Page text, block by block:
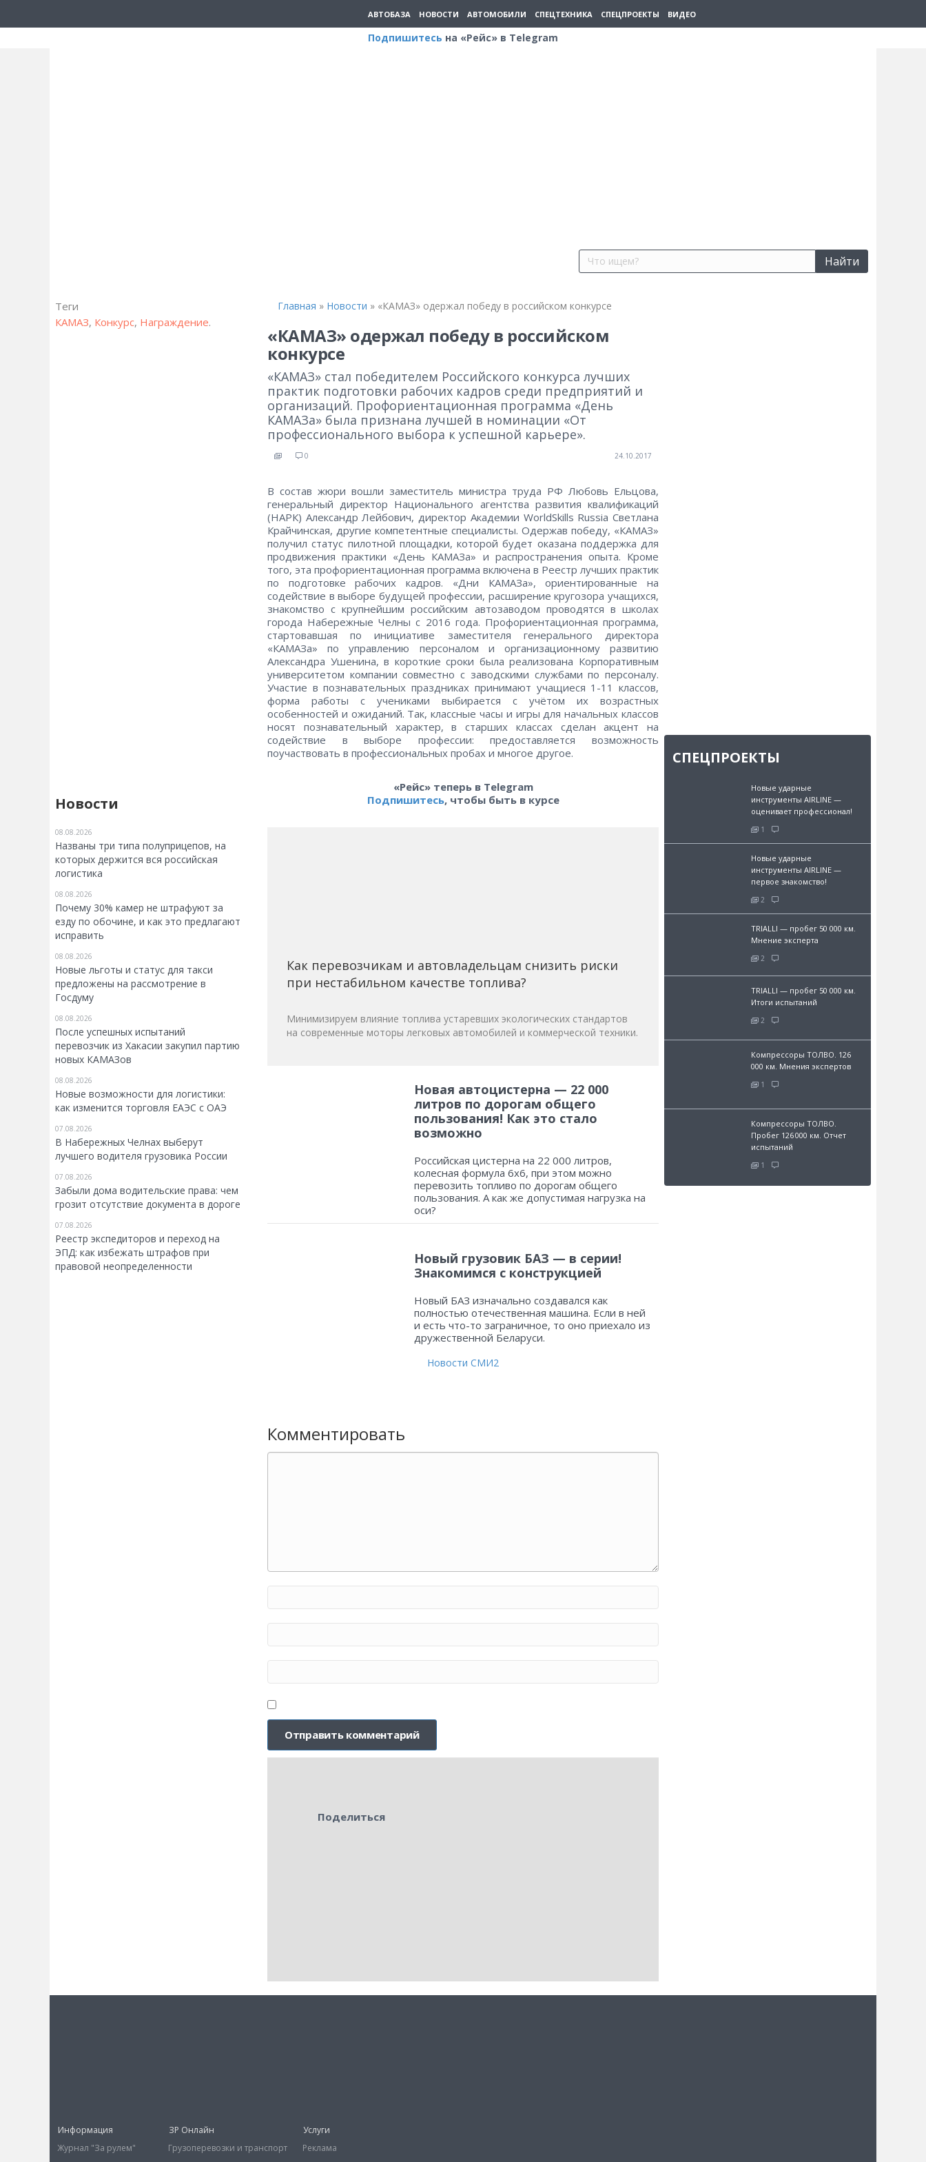
АВТОБАЗА НОВОСТИ АВТОМОБИЛИ СПЕЦТЕХНИКА СПЕЦПРОЕКТЫ ВИДЕО
Подпишитесь на «Рейс» в Telegram
Найти
Теги
КАМАЗ, Конкурс, Награждение.
Новости
08.08.2026
Названы три типа полуприцепов, на
которых держится вся российская
логистика
08.08.2026
Почему 30% камер не штрафуют за
езду по обочине, и как это предлагают
исправить
08.08.2026
Новые льготы и статус для такси
предложены на рассмотрение в
Госдуму
08.08.2026
После успешных испытаний
перевозчик из Хакасии закупил партию
новых КАМАЗов
08.08.2026
Новые возможности для логистики:
как изменится торговля ЕАЭС с ОАЭ
07.08.2026
В Набережных Челнах выберут
лучшего водителя грузовика России
07.08.2026
Забыли дома водительские права: чем
грозит отсутствие документа в дороге
07.08.2026
Реестр экспедиторов и переход на
ЭПД: как избежать штрафов при
правовой неопределенности
Главная » Новости » «КАМАЗ» одержал победу в российском конкурсе
«КАМАЗ» одержал победу в российском
конкурсе
«КАМАЗ» стал победителем Российского конкурса лучших
практик подготовки рабочих кадров среди предприятий и
организаций. Профориентационная программа «День
КАМАЗа» была признана лучшей в номинации «От
профессионального выбора к успешной карьере».
0 24.10.2017
В состав жюри вошли заместитель министра труда РФ Любовь Ельцова,
генеральный директор Национального агентства развития квалификаций
(НАРК) Александр Лейбович, директор Академии WorldSkills Russia Светлана
Крайчинская, другие компетентные специалисты. Одержав победу, «КАМАЗ»
получил статус пилотной площадки, которой будет оказана поддержка для
продвижения практики «День КАМАЗа» и распространения опыта. Кроме
того, эта профориентационная программа включена в Реестр лучших практик
по подготовке рабочих кадров. «Дни КАМАЗа», ориентированные на
содействие в выборе будущей профессии, расширение кругозора учащихся,
знакомство с крупнейшим российским автозаводом проводятся в школах
города Набережные Челны с 2016 года. Профориентационная программа,
стартовавшая по инициативе заместителя генерального директора
«КАМАЗа» по управлению персоналом и организационному развитию
Александра Ушенина, в короткие сроки была реализована Корпоративным
университетом компании совместно с заводскими службами по персоналу.
Участие в познавательных праздниках принимают учащиеся 1-11 классов,
форма работы с учениками выбирается с учётом их возрастных
особенностей и ожиданий. Так, классные часы и игры для начальных классов
носят познавательный характер, в старших классах сделан акцент на
содействие в выборе профессии: предоставляется возможность
поучаствовать в профессиональных пробах и многое другое.
«Рейс» теперь в Telegram
Подпишитесь, чтобы быть в курсе
Как перевозчикам и автовладельцам снизить риски
при нестабильном качестве топлива?
Минимизируем влияние топлива устаревших экологических стандартов
на современные моторы легковых автомобилей и коммерческой техники.
Новая автоцистерна — 22 000
литров по дорогам общего
пользования! Как это стало
возможно
Российская цистерна на 22 000 литров,
колесная формула 6х6, при этом можно
перевозить топливо по дорогам общего
пользования. А как же допустимая нагрузка на
оси?
Новый грузовик БАЗ — в серии!
Знакомимся с конструкцией
Новый БАЗ изначально создавался как
полностью отечественная машина. Если в ней
и есть что-то заграничное, то оно приехало из
дружественной Беларуси.
Новости СМИ2
Комментировать
Поделиться
СПЕЦПРОЕКТЫ
Новые ударные
инструменты AIRLINE —
оценивает профессионал!
1
Новые ударные
инструменты AIRLINE —
первое знакомство!
2
TRIALLI — пробег 50 000 км.
Мнение эксперта
2
TRIALLI — пробег 50 000 км.
Итоги испытаний
2
Компрессоры ТОЛВО. 126
000 км. Мнения экспертов
1
Компрессоры ТОЛВО.
Пробег 126 000 км. Отчет
испытаний
1
Информация
Журнал "За рулем"
ЗР Онлайн
Грузоперевозки и транспорт
Услуги
Реклама